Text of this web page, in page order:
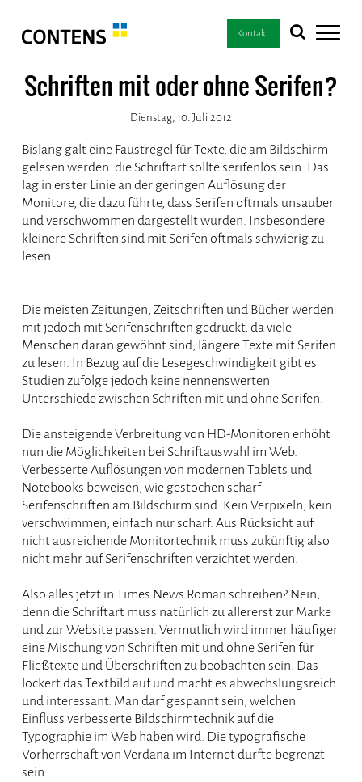
Kontakt
Schriften mit oder ohne Serifen?
Dienstag, 10. Juli 2012
Bislang galt eine Faustregel für Texte, die am Bildschirm
gelesen werden: die Schriftart sollte serifenlos sein. Das
lag in erster Linie an der geringen Auflösung der
Monitore, die dazu führte, dass Serifen oftmals unsauber
und verschwommen dargestellt wurden. Insbesondere
kleinere Schriften sind mit Serifen oftmals schwierig zu
lesen.
Die meisten Zeitungen, Zeitschriften und Bücher werden
mit jedoch mit Serifenschriften gedruckt, da viele
Menschen daran gewöhnt sind, längere Texte mit Serifen
zu lesen. In Bezug auf die Lesegeschwindigkeit gibt es
Studien zufolge jedoch keine nennenswerten
Unterschiede zwischen Schriften mit und ohne Serifen.
Die ansteigende Verbreitung von HD-Monitoren erhöht
nun die Möglichkeiten bei Schriftauswahl im Web.
Verbesserte Auflösungen von modernen Tablets und
Notebooks beweisen, wie gestochen scharf
Serifenschriften am Bildschirm sind. Kein Verpixeln, kein
verschwimmen, einfach nur scharf. Aus Rücksicht auf
nicht ausreichende Monitortechnik muss zukünftig also
nicht mehr auf Serifenschriften verzichtet werden.
Also alles jetzt in Times News Roman schreiben? Nein,
denn die Schriftart muss natürlich zu allererst zur Marke
und zur Website passen. Vermutlich wird immer häufiger
eine Mischung von Schriften mit und ohne Serifen für
Fließtexte und Überschriften zu beobachten sein. Das
lockert das Textbild auf und macht es abwechslungsreich
und interessant. Man darf gespannt sein, welchen
Einfluss verbesserte Bildschirmtechnik auf die
Typographie im Web haben wird. Die typografische
Vorherrschaft von Verdana im Internet dürfte begrenzt
sein.